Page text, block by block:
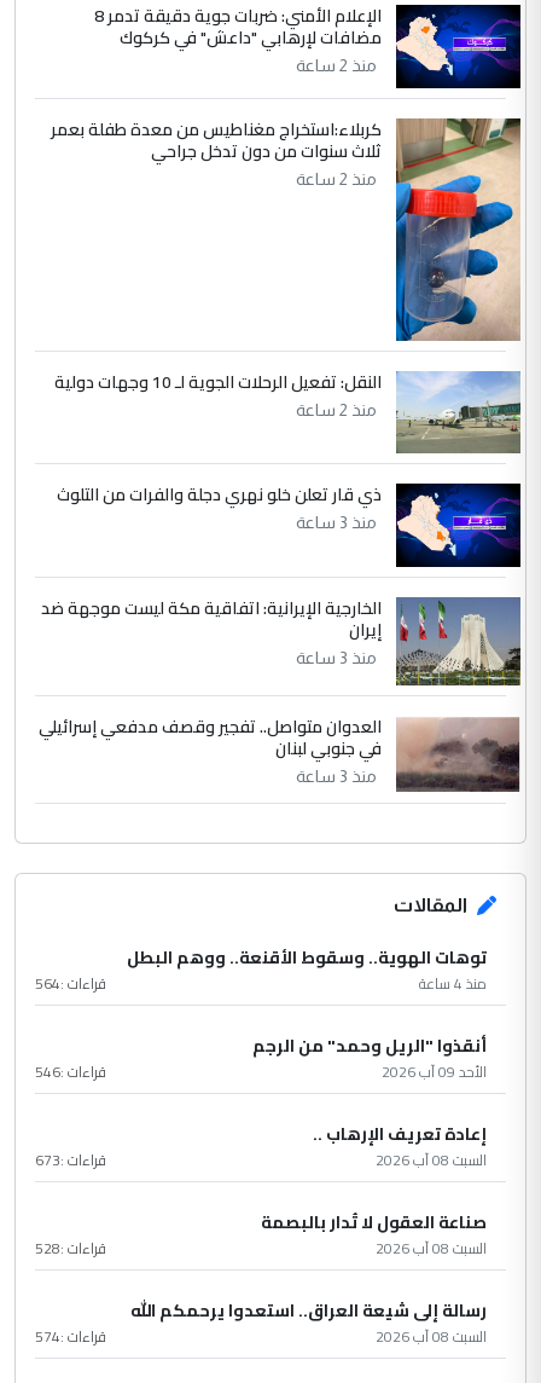
الموضوع :
هيئة الحج تصدر قرارا يخص "لم الشمل"
وتعديل استمارة قرعة الحج
الإعلام الأمني: ضربات جوية دقيقة تدمر 8
مضافات لإرهابي "داعش" في كركوك
منذ 2 ساعة
كربلاء:استخراج مغناطيس من معدة طفلة بعمر
ثلاث سنوات من دون تدخل جراحي
منذ 2 ساعة
النقل: تفعيل الرحلات الجوية لـ 10 وجهات دولية
منذ 2 ساعة
ذي قار تعلن خلو نهري دجلة والفرات من التلوث
منذ 3 ساعة
الخارجية الإيرانية: اتفاقية مكة ليست موجهة ضد
إيران
منذ 3 ساعة
العدوان متواصل.. تفجير وقصف مدفعي إسرائيلي
في جنوبي لبنان
منذ 3 ساعة
المقالات
توهات الهوية.. وسقوط الأقنعة.. ووهم البطل
منذ 4 ساعة قراءات :564
أنقذوا "الريل وحمد" من الرجم
الأحد 09 آب 2026 قراءات :546
إعادة تعريف الإرهاب ..
السبت 08 آب 2026 قراءات :673
صناعة العقول لا تُدار بالبصمة
السبت 08 آب 2026 قراءات :528
رسالة إلى شيعة العراق.. استعدوا يرحمكم الله
السبت 08 آب 2026 قراءات :574